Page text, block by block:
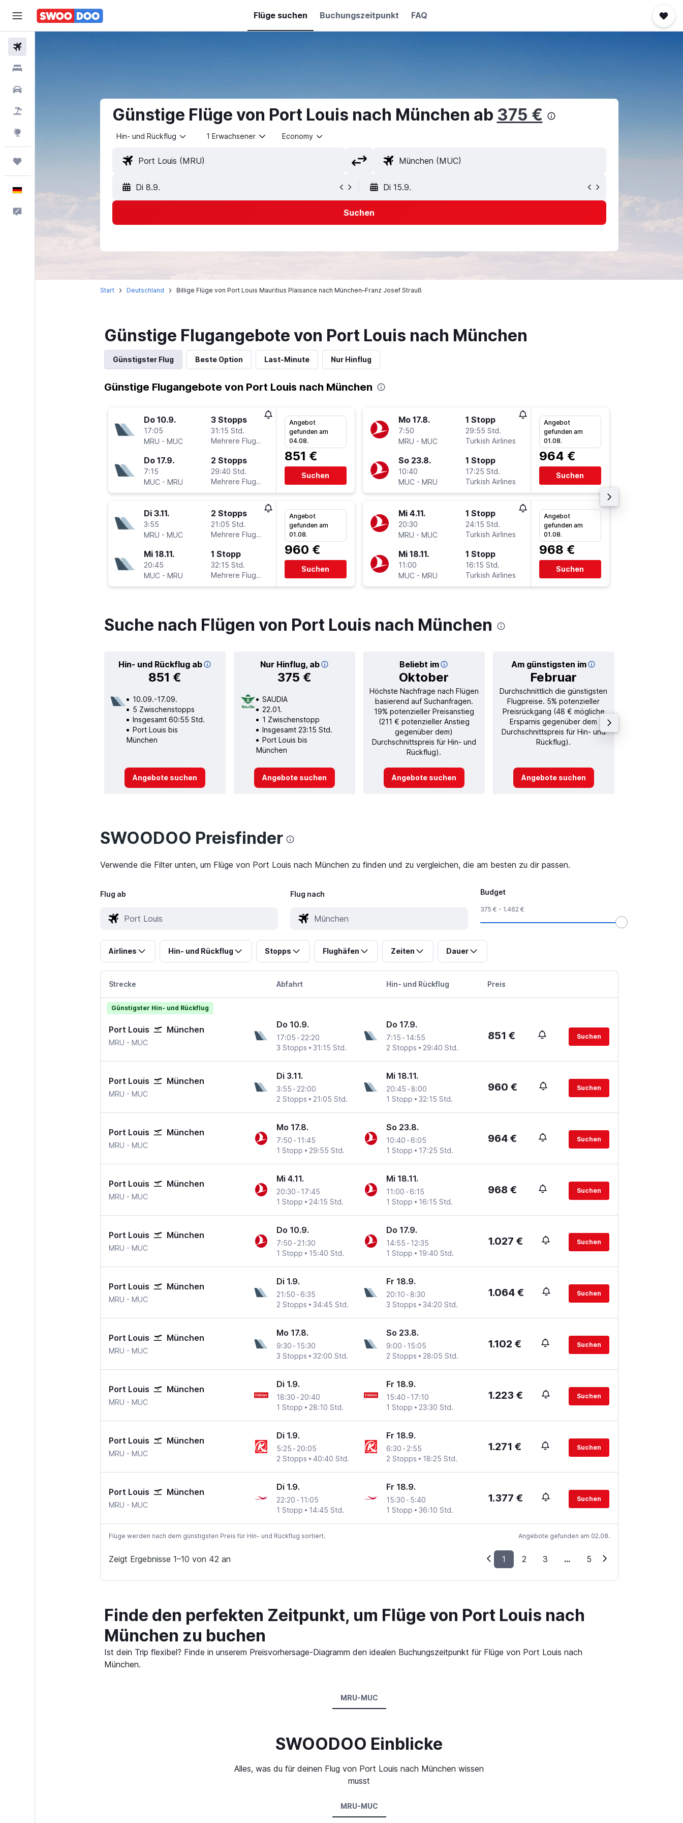
Flüge suchen Buchungszeitpunkt FAQ
Günstige Flüge von Port Louis nach München ab 375 €
Hin- und Rückflug 1 Erwachsener Economy
Di 8.9. Di 15.9.
Suchen
Start Deutschland Billige Flüge von Port Louis Mauritius Plaisance nach München–Franz Josef Strauß
Günstige Flugangebote von Port Louis nach München
Günstigster Flug Beste Option Last-Minute Nur Hinflug
Günstige Flugangebote von Port Louis nach München
Do 10.9.
17:05
MRU - MUC
3 Stopps
31:15 Std.
Mehrere Fluglinien
Do 17.9.
7:15
MUC - MRU
2 Stopps
29:40 Std.
Mehrere Fluglinien
Angebot
gefunden am
04.08.
851 €
Suchen
Di 3.11.
3:55
MRU - MUC
2 Stopps
21:05 Std.
Mehrere Fluglinien
Mi 18.11.
20:45
MUC - MRU
1 Stopp
32:15 Std.
Mehrere Fluglinien
Angebot
gefunden am
01.08.
960 €
Suchen
Mo 17.8.
7:50
MRU - MUC
1 Stopp
29:55 Std.
Turkish Airlines
So 23.8.
10:40
MUC - MRU
1 Stopp
17:25 Std.
Turkish Airlines
Angebot
gefunden am
01.08.
964 €
Suchen
Mi 4.11.
20:30
MRU - MUC
1 Stopp
24:15 Std.
Turkish Airlines
Mi 18.11.
11:00
MUC - MRU
1 Stopp
16:15 Std.
Turkish Airlines
Angebot
gefunden am
01.08.
968 €
Suchen
Suche nach Flügen von Port Louis nach München
Hin- und Rückflug ab
851 €
Nur Hinflug, ab
375 €
Beliebt im
Oktober
Am günstigsten im
Februar
10.09.-17.09.
5 Zwischenstopps
Insgesamt 60:55 Std.
Port Louis bis
München
Angebote suchen
SAUDIA
22.01.
1 Zwischenstopp
Insgesamt 23:15 Std.
Port Louis bis
München
Angebote suchen
Höchste Nachfrage nach Flügen
basierend auf Suchanfragen.
19% potenzieller Preisanstieg
(211 € potenzieller Anstieg
gegenüber dem)
Durchschnittspreis für Hin- und
Rückflug).
Angebote suchen
Durchschnittlich die günstigsten
Flugpreise. 5% potenzieller
Preisrückgang (48 € mögliche
Ersparnis gegenüber dem
Durchschnittspreis für Hin- und
Rückflug).
Angebote suchen
SWOODOO Preisfinder
Verwende die Filter unten, um Flüge von Port Louis nach München zu finden und zu vergleichen, die am besten zu dir passen.
Flug ab Flug nach Budget
375 € - 1.462 €
Airlines Hin- und Rückflug Stopps Flughäfen Zeiten Dauer
Strecke Abfahrt Hin- und Rückflug Preis
Günstigster Hin- und Rückflug
Port Louis München
MRU - MUC
Do 10.9.
17:05 - 22:20
3 Stopps
31:15 Std.
Do 17.9.
7:15 - 14:55
2 Stopps
29:40 Std.
851 € Suchen
Port Louis München
MRU - MUC
Di 3.11.
3:55 - 22:00
2 Stopps
21:05 Std.
Mi 18.11.
20:45 - 8:00
1 Stopp
32:15 Std.
960 € Suchen
Port Louis München
MRU - MUC
Mo 17.8.
7:50 - 11:45
1 Stopp
29:55 Std.
So 23.8.
10:40 - 6:05
1 Stopp
17:25 Std.
964 € Suchen
Port Louis München
MRU - MUC
Mi 4.11.
20:30 - 17:45
1 Stopp
24:15 Std.
Mi 18.11.
11:00 - 6:15
1 Stopp
16:15 Std.
968 € Suchen
Port Louis München
MRU - MUC
Do 10.9.
7:50 - 21:30
1 Stopp
15:40 Std.
Do 17.9.
14:55 - 12:35
1 Stopp
19:40 Std.
1.027 € Suchen
Port Louis München
MRU - MUC
Di 1.9.
21:50 - 6:35
2 Stopps
34:45 Std.
Fr 18.9.
20:10 - 8:30
3 Stopps
34:20 Std.
1.064 € Suchen
Port Louis München
MRU - MUC
Mo 17.8.
9:30 - 15:30
3 Stopps
32:00 Std.
So 23.8.
9:00 - 15:05
2 Stopps
28:05 Std.
1.102 € Suchen
Port Louis München
MRU - MUC
Di 1.9.
18:30 - 20:40
1 Stopp
28:10 Std.
Fr 18.9.
15:40 - 17:10
1 Stopp
23:30 Std.
1.223 € Suchen
Port Louis München
MRU - MUC
Di 1.9.
5:25 - 20:05
2 Stopps
40:40 Std.
Fr 18.9.
6:30 - 2:55
2 Stopps
18:25 Std.
1.271 € Suchen
Port Louis München
MRU - MUC
Di 1.9.
22:20 - 11:05
1 Stopp
14:45 Std.
Fr 18.9.
15:30 - 5:40
1 Stopp
36:10 Std.
1.377 € Suchen
Flüge werden nach dem günstigsten Preis für Hin- und Rückflug sortiert. Angebote gefunden am 02.08.
Zeigt Ergebnisse 1–10 von 42 an 1 2 3 ... 5
Finde den perfekten Zeitpunkt, um Flüge von Port Louis nach
München zu buchen
Ist dein Trip flexibel? Finde in unserem Preisvorhersage-Diagramm den idealen Buchungszeitpunkt für Flüge von Port Louis nach
München.
MRU-MUC
SWOODOO Einblicke
Alles, was du für deinen Flug von Port Louis nach München wissen
musst
MRU-MUC